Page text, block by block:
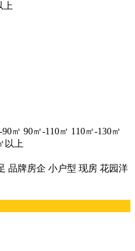
上
90㎡ 90㎡-110㎡ 110㎡-130㎡
以上
品牌房企 小户型 现房 花园洋